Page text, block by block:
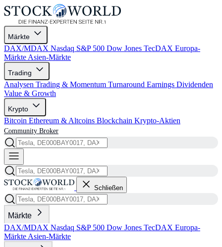
Märkte
DAX/MDAX Nasdaq S&P 500 Dow Jones TecDAX Europa-
Märkte Asien-Märkte
Trading
Analysen Trading & Momentum Turnaround Earnings Dividenden
Value & Growth
Krypto
Bitcoin Ethereum & Altcoins Blockchain Krypto-Aktien
Community Broker
Schließen
Märkte
DAX/MDAX Nasdaq S&P 500 Dow Jones TecDAX Europa-
Märkte Asien-Märkte